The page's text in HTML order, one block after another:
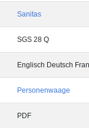
Sanitas
SGS 28 Q
Englisch Deutsch
Personenwaage
PDF